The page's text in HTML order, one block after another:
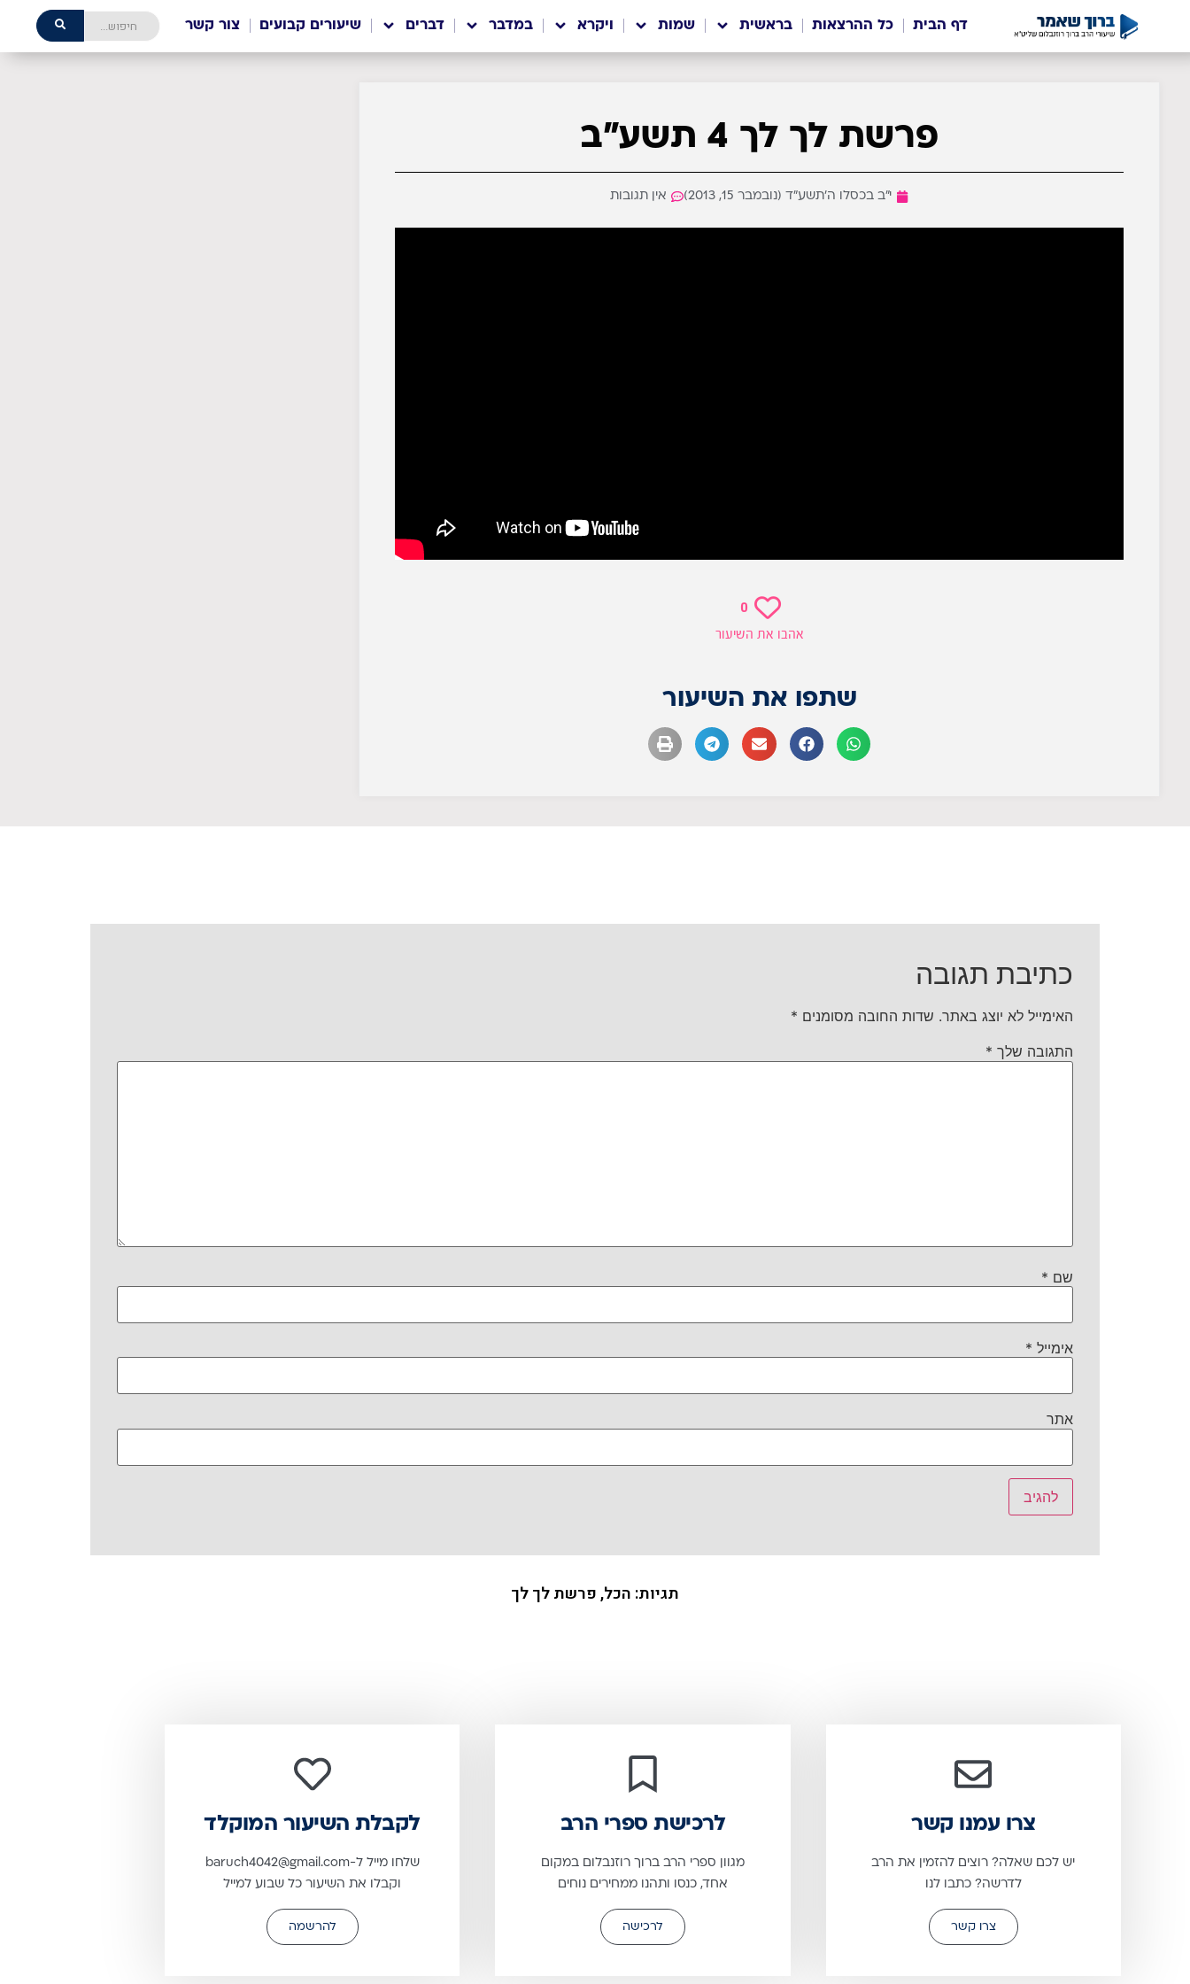
דף הבית כל ההרצאות בראשית שמות ויקרא במדבר דברים שיעורים קבועים צור קשר
פרשת לך לך 4 תשע״ב
י״ב בכסלו ה׳תשע״ד (נובמבר 15, 2013) אין תגובות
0
אהבו את השיעור
שתפו את השיעור
כתיבת תגובה
האימייל לא יוצג באתר. שדות החובה מסומנים *
התגובה שלך *
שם *
אימייל *
אתר
תגיות: הכל,פרשת לך לך
צרו עמנו קשר
יש לכם שאלה? רוצים להזמין את הרב
לדרשה? כתבו לנו
צרו קשר
לרכישת ספרי הרב
מגוון ספרי הרב ברוך רוזנבלום במקום
אחד, כנסו ותהנו ממחירים נוחים
לרכישה
לקבלת השיעור המוקלד
שלחו מייל ל-baruch4042@gmail.com
וקבלו את השיעור כל שבוע למייל
להרשמה